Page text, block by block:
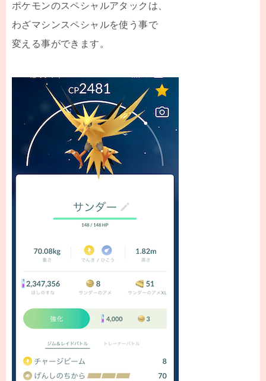
ポケモンのスペシャルアタックは、
わざマシンスペシャルを使う事で
変える事ができます。